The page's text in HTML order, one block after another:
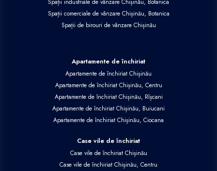
Spații industriale de vânzare Chișinău, Botanica
Spații comerciale de vânzare Chișinău, Botanica
Spații de birouri de vânzare Chișinău
Apartamente de închiriat
Apartamente de închiriat Chișinău
Apartamente de închiriat Chișinău, Centru
Apartamente de închiriat Chișinău, Rîșcani
Apartamente de închiriat Chișinău, Buiucani
Apartamente de închiriat Chișinău, Ciocana
Case vile de închiriat
Case vile de închiriat Chișinău
Case vile de închiriat Chișinău, Centru